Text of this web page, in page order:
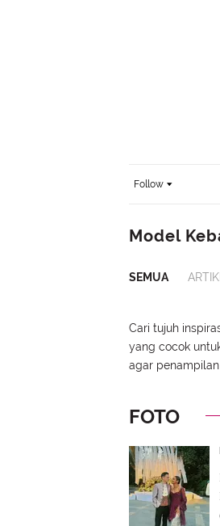
Follow
Model
SEMUA
Cari tujuh
yang cocok
agar
FOTO